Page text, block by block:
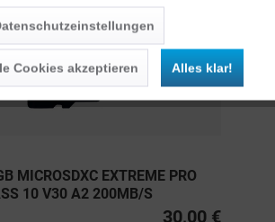
MICROSDXC EXTREME PRO
10 V30 A2 200MB/S
30,00 €
Cookies akzeptieren Alles klar!